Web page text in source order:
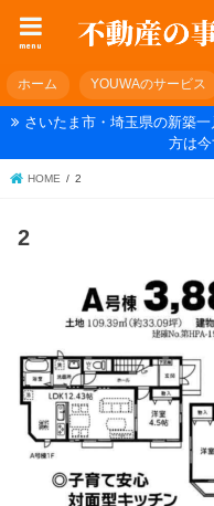
menu
ホーム YOUWAのサービス
さいたま市・埼玉県の新築
方は今
HOME 2
2